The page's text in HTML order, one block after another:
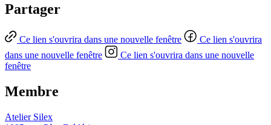
Partager
Ce lien s'ouvrira dans une nouvelle fenêtre
Ce lien s'ouvrira
dans une nouvelle fenêtre
Ce lien s'ouvrira dans une nouvelle
fenêtre
Membre
Atelier Silex